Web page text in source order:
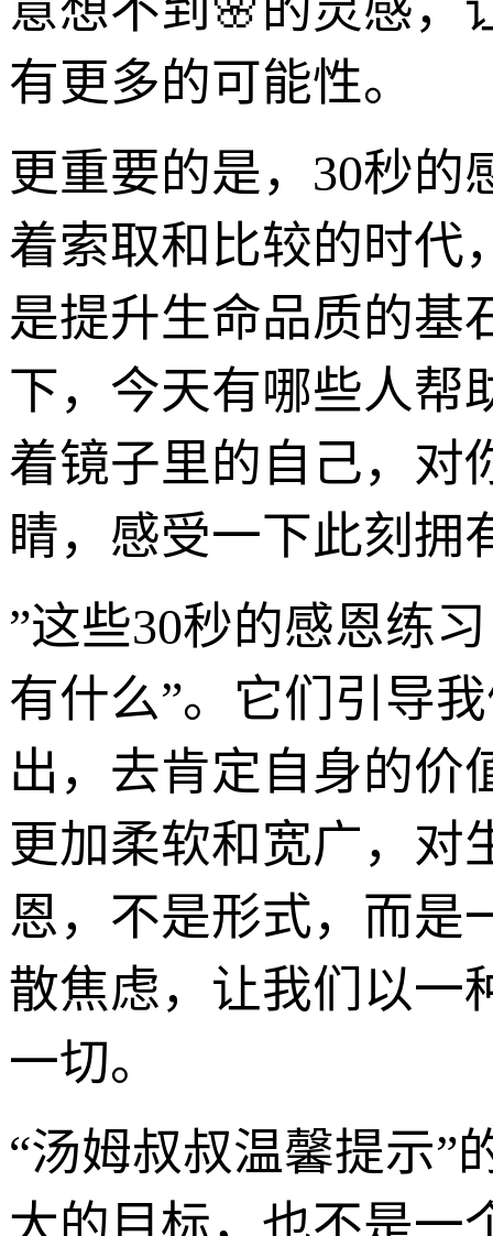
有更多的可能性。
更重要的是，30秒的
着索取和比较的时代
是提升生命品质的基
下，今天有哪些人帮
着镜子里的自己，对
睛，感受一下此刻拥
”这些30秒的感恩练
有什么”。它们引导
出，去肯定自身的价
更加柔软和宽广，对
恩，不是形式，而是
散焦虑，让我们以一
一切。
“汤姆叔叔温馨提示”